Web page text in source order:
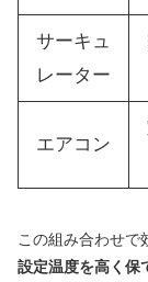
サーキュ
レーター
エアコン
この組み合わせで
設定温度を高く保